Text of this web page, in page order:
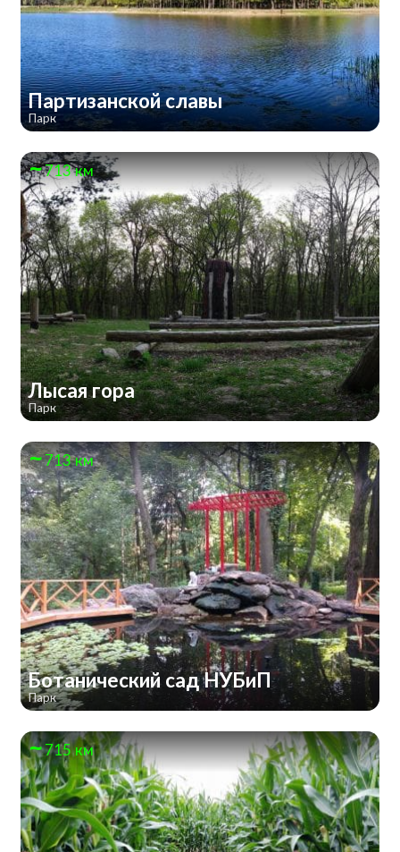
Партизанской славы
Парк
713 км
Лысая гора
Парк
713 км
Ботанический сад НУБиП
Парк
715 км